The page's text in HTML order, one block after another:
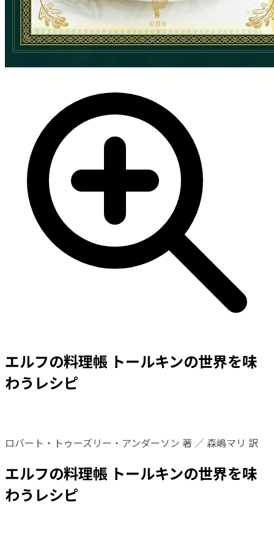
エルフの料理帳 トールキンの世界を味
わうレシピ
ロバート・トゥーズリー・アンダーソン 著 ／ 森嶋マリ 訳
エルフの料理帳 トールキンの世界を味
わうレシピ